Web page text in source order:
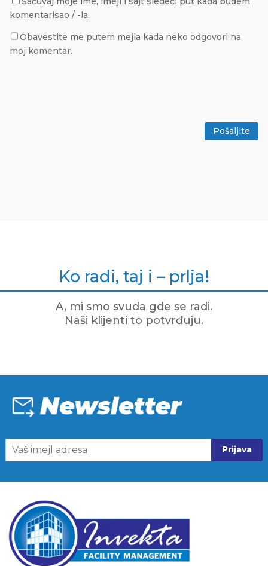
komentarisao / -la.
Obavestite me putem mejla kada neko odgovori na
moj komentar.
Pošaljite
Ko radi, taj i – prlja!
A, mi smo svuda gde se radi.
Naši klijenti to potvrđuju.
Prijava